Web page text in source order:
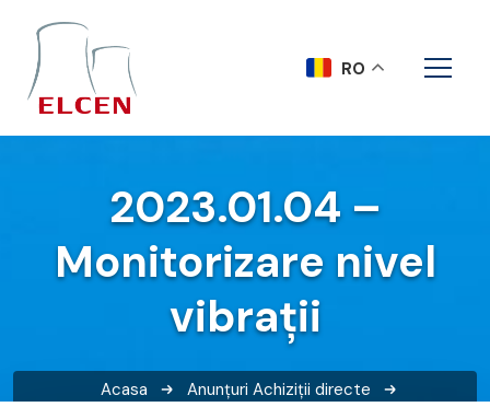
2023.01.04 –
Monitorizare nivel
vibrații
Acasa Anunțuri Achiziții directe
RO